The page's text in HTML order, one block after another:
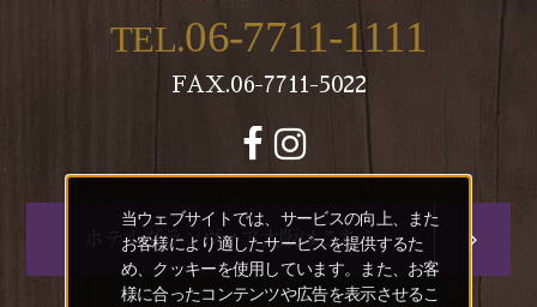
TEL.06-7711-1111
FAX.06-7711-5022
ホテルグランヴィア大阪はこちら
当ウェブサイトでは、サービスの向上、また
お客様により適したサービスを提供するた
め、クッキーを使用しています。また、お客
様に合ったコンテンツや広告を表示させるこ